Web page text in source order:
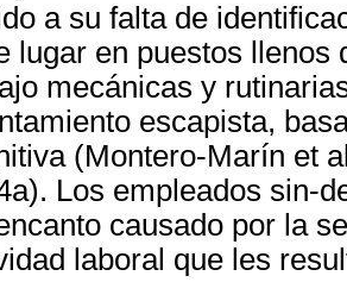
a su falta de
lugar en puestos llenos
mecánicas y
escapista,
(Montero-Marín et
Los empleados sin-
causado por la
laboral que les